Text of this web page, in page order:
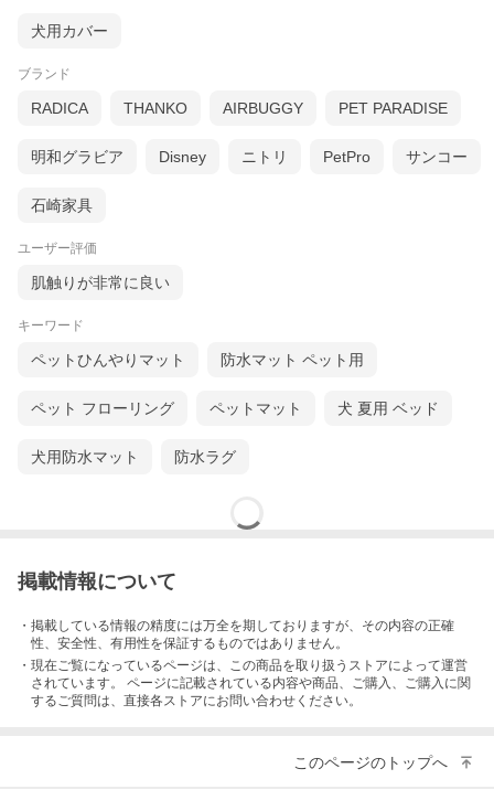
商品紹介
リバーシブル 接触冷感 抗菌 防臭」は、乗るだけでひんやり気持
ちいい接触冷感素材を使用したペット用クールマットです。
ィットし、快適な寝心地とリラックスできる休憩スペースを提供
ひんやり感はありつつも冷えすぎにくい設計で、敏感な犬にも安
表面はサラッとした生地で抜け毛が付きにくく、換毛期でもお手
入れ簡単なペット用マットとして人気です。
抗菌・防臭加工が施されているため、気になるニオイや清潔面に
も配慮したクールマットです。
面と使い分けでき、室内はもちろんカートやキャリー用のマット
犬用カバー
ブランド
RADICA THANKO AIRBUGGY PET PARADISE
明和グラビア Disney ニトリ PetPro サンコー
石崎家具
ユーザー評価
肌触りが非常に良い
キーワード
ペットひんやりマット 防水マット ペット用
ペット フローリング ペットマット 犬 夏用 ベッド
犬用防水マット 防水ラグ
掲載情報について
・掲載している情報の精度には万全を期しておりますが、その内容の正確
性、安全性、有用性を保証するものではありません。
・現在ご覧になっているページは、この商品を取り扱うストアによって運営
されています。 ページに記載されている内容や商品、ご購入 、ご購入に関
するご質問は、直接各ストアにお問い合わせください。
このページのトップへ